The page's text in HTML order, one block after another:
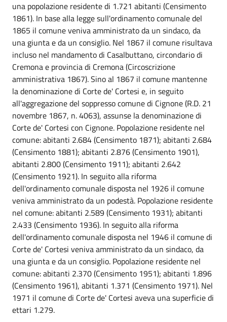
una popolazione residente di 1.721 abitanti (Censimento
1861). In base alla legge sull'ordinamento comunale del
1865 il comune veniva amministrato da un sindaco, da
una giunta e da un consiglio. Nel 1867 il comune risultava
incluso nel mandamento di Casalbuttano, circondario di
Cremona e provincia di Cremona (Circoscrizione
amministrativa 1867). Sino al 1867 il comune mantenne
la denominazione di Corte de' Cortesi e, in seguito
all'aggregazione del soppresso comune di Cignone (R.D. 21
novembre 1867, n. 4063), assunse la denominazione di
Corte de' Cortesi con Cignone. Popolazione residente nel
comune: abitanti 2.684 (Censimento 1871); abitanti 2.684
(Censimento 1881); abitanti 2.876 (Censimento 1901),
abitanti 2.800 (Censimento 1911); abitanti 2.642
(Censimento 1921). In seguito alla riforma
dell'ordinamento comunale disposta nel 1926 il comune
veniva amministrato da un podestà. Popolazione residente
nel comune: abitanti 2.589 (Censimento 1931); abitanti
2.433 (Censimento 1936). In seguito alla riforma
dell'ordinamento comunale disposta nel 1946 il comune di
Corte de' Cortesi veniva amministrato da un sindaco, da
una giunta e da un consiglio. Popolazione residente nel
comune: abitanti 2.370 (Censimento 1951); abitanti 1.896
(Censimento 1961), abitanti 1.371 (Censimento 1971). Nel
1971 il comune di Corte de' Cortesi aveva una superficie di
ettari 1.279.